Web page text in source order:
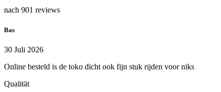
nach 901 reviews
Bas
30 Juli 2026
Online besteld is de toko dicht ook fijn stuk rijden voor niks
Qualität